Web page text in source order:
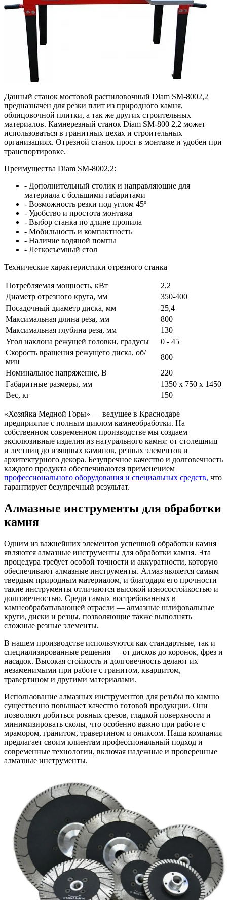
Данный станок мостовой распиловочный Diam SМ-8002,2
предназначен для резки плит из природного камня,
облицовочной плитки, а так же других строительных
материалов. Камнерезный станок Diam SМ-800 2,2 может
использоваться в гранитных цехах и строительных
организациях. Отрезной станок прост в монтаже и удобен при
транспортировке.
Преимущества Diam SМ-8002,2:
- Дополнительный столик и направляющие для
материала с большими габаритами
- Возможность резки под углом 45º
- Удобство и простота монтажа
- Выбор станка по длине пропила
- Мобильность и компактность
- Наличие водяной помпы
- Легкосъемный стол
Технические характеристики отрезного станка
Потребляемая мощность, кВт
2,2
Диаметр отрезного круга, мм
350-400
Посадочный диаметр диска, мм
25,4
Максимальная длина реза, мм
800
Максимальная глубина реза, мм
130
Угол наклона режущей головки, градусы
0 - 45
Скорость вращения режущего диска, об/
мин
800
Номинальное напряжение, В
220
Габаритные размеры, мм
1350 х 750 х 1450
Вес, кг
150
«Хозяйка Медной Горы» — ведущее в Краснодаре
предприятие с полным циклом камнеобработки. На
собственном современном производстве мы создаем
эксклюзивные изделия из натурального камня: от столешниц
и лестниц до изящных каминов, резных элементов и
архитектурного декора. Безупречное качество и долговечность
каждого продукта обеспечиваются применением
профессионального оборудования и специальных средств, что
гарантирует безупречный результат.
Алмазные инструменты для обработки
камня
Одним из важнейших элементов успешной обработки камня
являются алмазные инструменты для обработки камня. Эта
процедура требует особой точности и аккуратности, которую
обеспечивают алмазные инструменты. Алмаз является самым
твердым природным материалом, и благодаря его прочности
такие инструменты отличаются высокой износостойкостью и
долговечностью. Среди самых востребованных в
камнеобрабатывающей отрасли — алмазные шлифовальные
круги, диски и резцы, позволяющие также выполнять
сложные резные элементы.
В нашем производстве используются как стандартные, так и
специализированные решения — от дисков до коронок, фрез и
насадок. Высокая стойкость и долговечность делают их
незаменимыми при работе с гранитом, кварцитом,
травертином и другими материалами.
Использование алмазных инструментов для резьбы по камню
существенно повышает качество готовой продукции. Они
позволяют добиться ровных срезов, гладкой поверхности и
минимизировать сколы, что особенно важно при работе с
мрамором, гранитом, травертином и ониксом. Наша компания
предлагает своим клиентам профессиональный подход и
современные технологии, включая надежные и проверенные
алмазные инструменты.